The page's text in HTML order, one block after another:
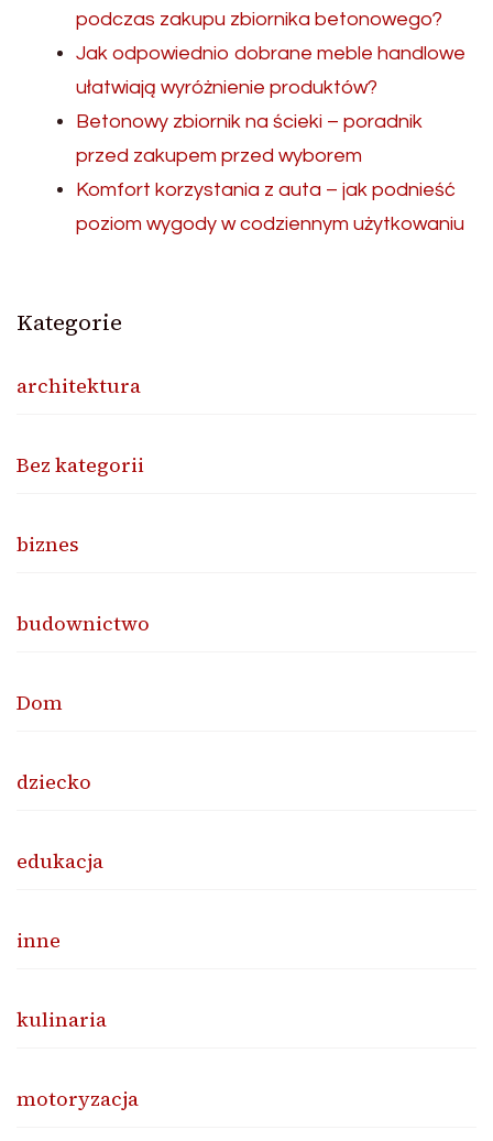
podczas zakupu zbiornika betonowego?
Jak odpowiednio dobrane meble handlowe
ułatwiają wyróżnienie produktów?
Betonowy zbiornik na ścieki – poradnik
przed zakupem przed wyborem
Komfort korzystania z auta – jak podnieść
poziom wygody w codziennym użytkowaniu
Kategorie
architektura
Bez kategorii
biznes
budownictwo
Dom
dziecko
edukacja
inne
kulinaria
motoryzacja